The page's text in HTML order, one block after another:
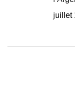
juillet